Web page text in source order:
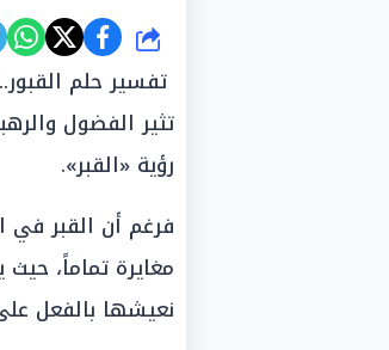
شارك
تفسير حلم
تثير الفضول
رؤية «القبر».
فرغم أن القبر في
مغايرة تماماً،
نعيشها بالفعل